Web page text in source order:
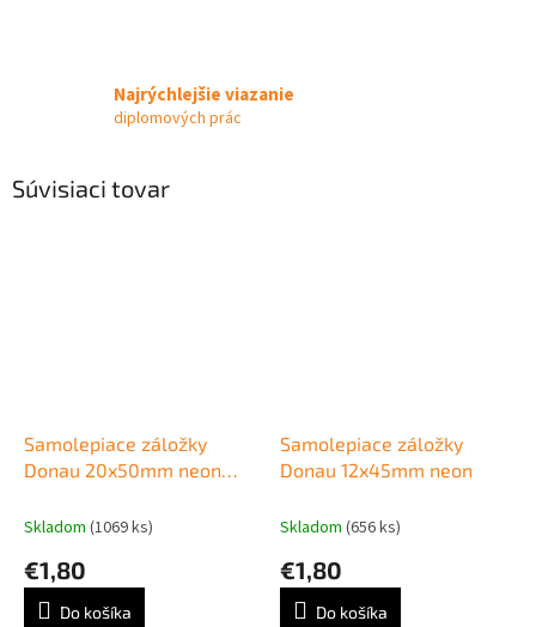
Najrýchlejšie viazanie
diplomových prác
Súvisiaci tovar
Samolepiace záložky
Donau 20x50mm neon
Skladom (1069 ks)
€1,80
Do košíka
Samolepiace záložky
Donau 12x45mm neon
Skladom (656 ks)
€1,80
Do košíka